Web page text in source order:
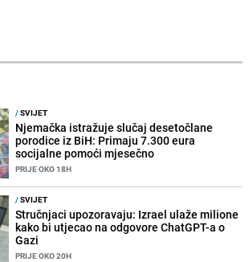
/SVIJET
Njemačka istražuje slučaj desetočlane
porodice iz BiH: Primaju 7.300 eura
socijalne pomoći mjesečno
PRIJE OKO 18H
/SVIJET
Stručnjaci upozoravaju: Izrael ulaže milione
kako bi utjecao na odgovore ChatGPT-a o
Gazi
PRIJE OKO 20H